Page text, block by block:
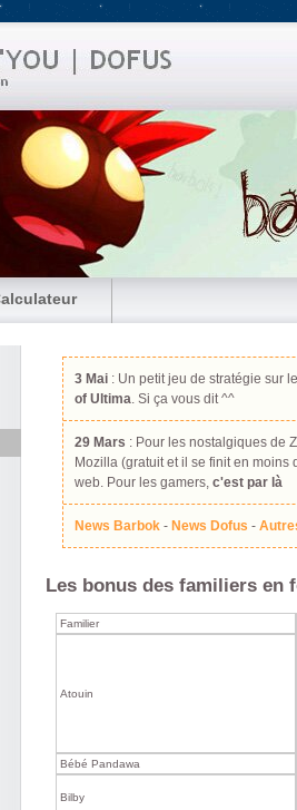
3 Mai : Un petit jeu de stratégie sur
of Ultima. Si ça vous dit ^^
29 Mars : Pour les nostalgiques de
Mozilla (gratuit et il se finit en
web. Pour les gamers, c'est par là
News Barbok - News Dofus -
Les bonus des familiers en
Familier
Atouin
Bébé Pandawa
Bilby